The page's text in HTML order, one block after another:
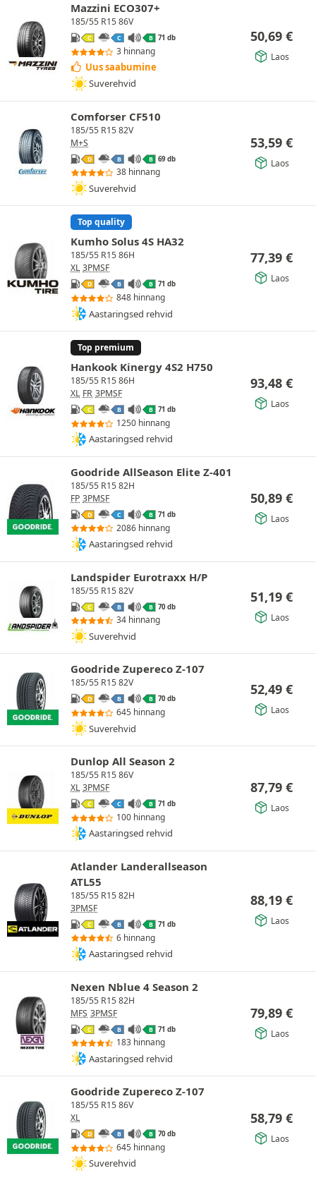
Mazzini ECO307+
185/55 R15 86V
C C B 71 db
3 hinnang
Uus saabumine
Suverehvid
50,69 €
Laos
Comforser CF510
185/55 R15 82V
M+S
D B B 69 db
38 hinnang
Suverehvid
53,59 €
Laos
Top quality
Kumho Solus 4S HA32
185/55 R15 86H
XL 3PMSF
D B B 71 db
848 hinnang
Aastaringsed rehvid
77,39 €
Laos
Top premium
Hankook Kinergy 4S2 H750
185/55 R15 86H
XL FR 3PMSF
C B B 71 db
1250 hinnang
Aastaringsed rehvid
93,48 €
Laos
Goodride AllSeason Elite Z-401
185/55 R15 82H
FP 3PMSF
D C B 71 db
2086 hinnang
Aastaringsed rehvid
50,89 €
Laos
Landspider Eurotraxx H/P
185/55 R15 82V
C B B 70 db
34 hinnang
Suverehvid
51,19 €
Laos
Goodride Zupereco Z-107
185/55 R15 82V
D B B 70 db
645 hinnang
Suverehvid
52,49 €
Laos
Dunlop All Season 2
185/55 R15 86V
XL 3PMSF
C C B 71 db
100 hinnang
Aastaringsed rehvid
87,79 €
Laos
Atlander Landerallseason
ATL55
185/55 R15 82H
3PMSF
C B B 71 db
6 hinnang
Aastaringsed rehvid
88,19 €
Laos
Nexen Nblue 4 Season 2
185/55 R15 82H
MFS 3PMSF
C B B 71 db
183 hinnang
Aastaringsed rehvid
79,89 €
Laos
Goodride Zupereco Z-107
185/55 R15 86V
XL
D B B 70 db
645 hinnang
Suverehvid
58,79 €
Laos